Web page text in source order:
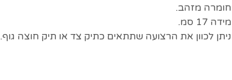
חומרה מזהב.
מידה 17 סמ.
ניתן לכוון את הרצועה שתתאים כתיק צד או תיק חוצה גוף.